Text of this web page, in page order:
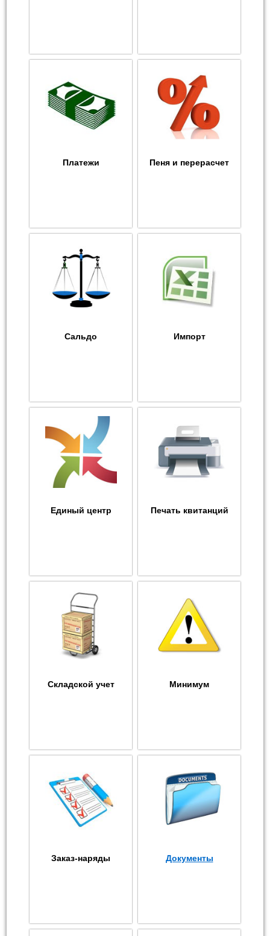
Платежи Пеня и перерасчет
Сальдо Импорт
Единый центр Печать квитанций
Складской учет Минимум
Заказ-наряды Документы